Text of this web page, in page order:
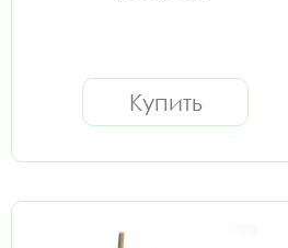
Купить